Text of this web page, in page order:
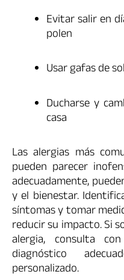
Evitar salir en
polen
Usar gafas de
Ducharse y
casa
Las alergias más
pueden parecer
adecuadamente,
y el bienestar.
síntomas y tomar
reducir su impacto. Si
alergia, consulta
diagnóstico
personalizado.